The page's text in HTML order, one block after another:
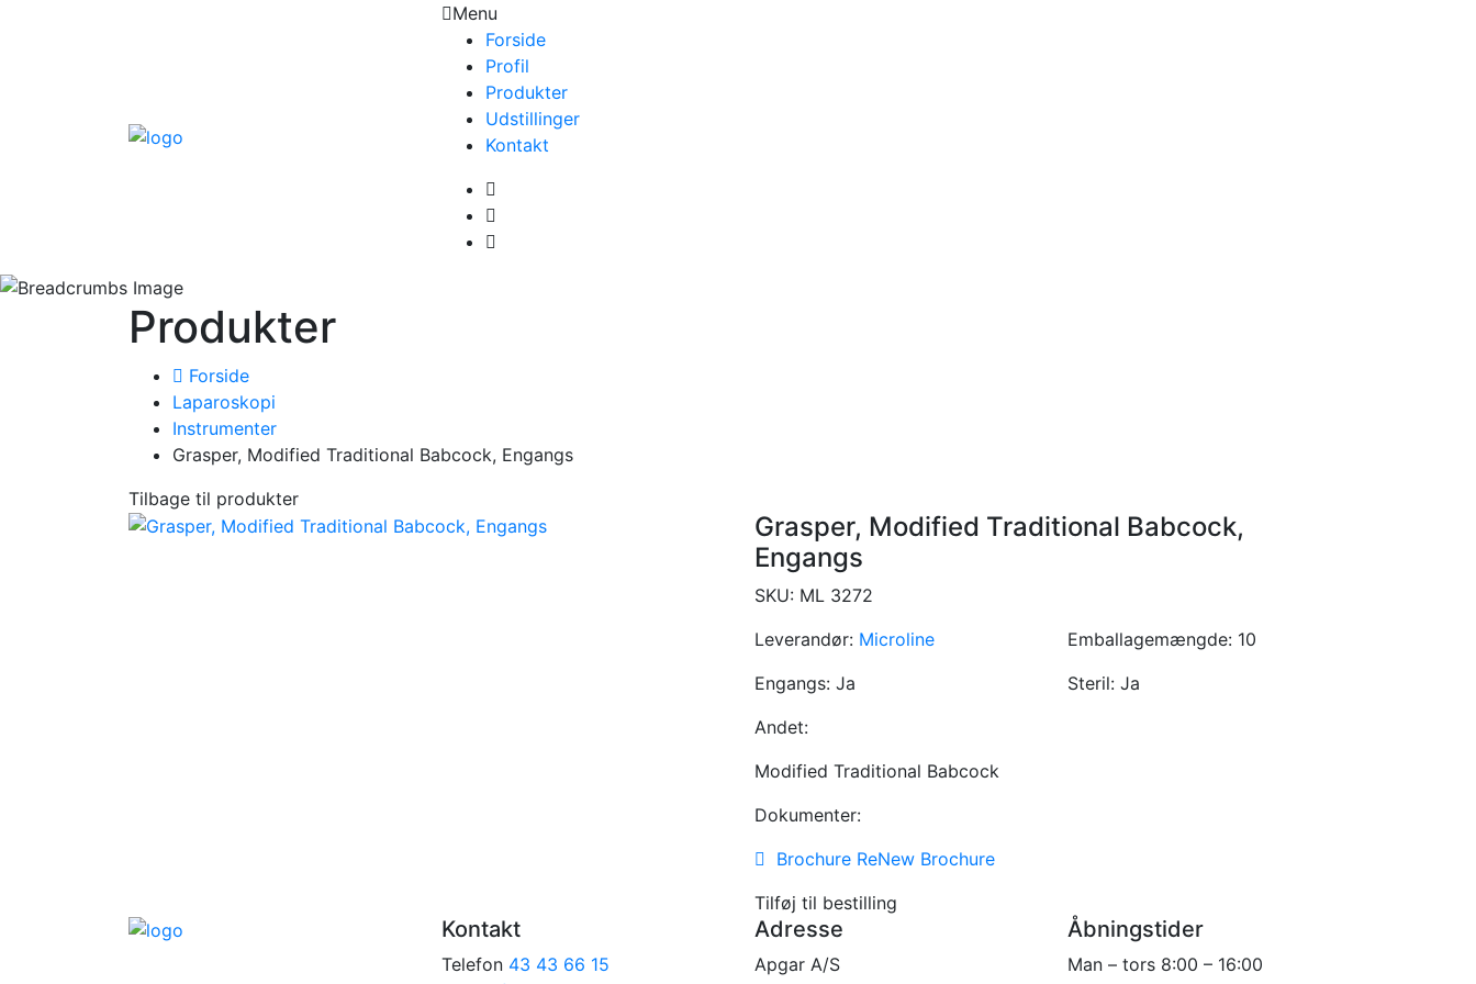
Menu
Forside
Profil
Produkter
Udstillinger
Kontakt
Produkter
Forside
Laparoskopi
Instrumenter
Grasper, Modified Traditional Babcock, Engangs
Tilbage til produkter
Grasper, Modified Traditional Babcock,
Engangs
SKU: ML 3272
Leverandør: Microline Emballagemængde: 10
Engangs: Ja Steril: Ja
Andet:
Modified Traditional Babcock
Dokumenter:
Brochure ReNew Brochure
Tilføj til bestilling
Kontakt
Telefon 43 43 66 15
Adresse
Apgar A/S
Åbningstider
Man – tors 8:00 – 16:00